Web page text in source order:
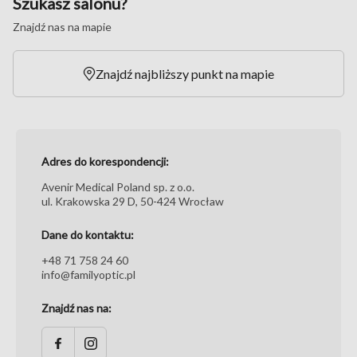
mogą w pełni chronić nasze oczy i okolice wokół przed
promieniowaniem słonecznym. Nawet jeśli okulary
że oczy zbytnio narażone na promieniowanie UV
szybciej się męczą. W oznaczeniach zawsze szukaj
odbijane promienie słoneczne, zapewniając pełen
komfort użytkowania nawet przy bardzo wąskich
oprawkach. Promieniowanie UV może też prowadzić
zapalnego spojówki. Delikatna skóra w okolicach oczu
ma zaś skłonności do szybszego starzenia się, dlatego
nie może być narażana na długie przebywanie na
słońcu.
Moda powraca, a wraz z nią dodatki, o których nie
było słychać od lat. Prostokątne okulary z kolorowymi
Znajdź nas na mapie
Znajdź najbliższy punkt na mapie
Adres do korespondencji:
Avenir Medical Poland sp. z o.o.
ul. Krakowska 29 D, 50-424 Wrocław
Dane do kontaktu:
+48 71 758 24 60
info@familyoptic.pl
Znajdź nas na: